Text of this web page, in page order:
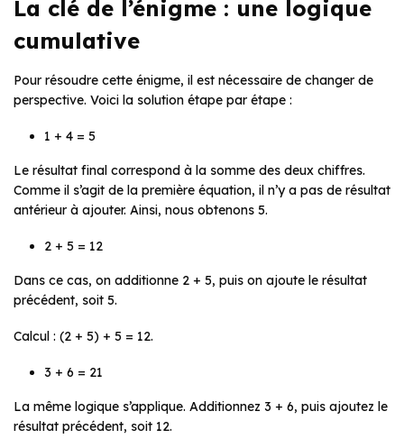
La clé de l’énigme : une logique
cumulative
Pour résoudre cette énigme, il est nécessaire de changer de
perspective. Voici la solution étape par étape :
1 + 4 = 5
Le résultat final correspond à la somme des deux chiffres.
Comme il s’agit de la première équation, il n’y a pas de résultat
antérieur à ajouter. Ainsi, nous obtenons 5.
2 + 5 = 12
Dans ce cas, on additionne 2 + 5, puis on ajoute le résultat
précédent, soit 5.
Calcul : (2 + 5) + 5 = 12.
3 + 6 = 21
La même logique s’applique. Additionnez 3 + 6, puis ajoutez le
résultat précédent, soit 12.